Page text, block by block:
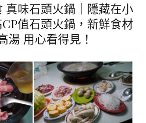
真味石頭火鍋｜隱藏在小
值石頭火鍋，新鮮食材
湯 用心看得見！